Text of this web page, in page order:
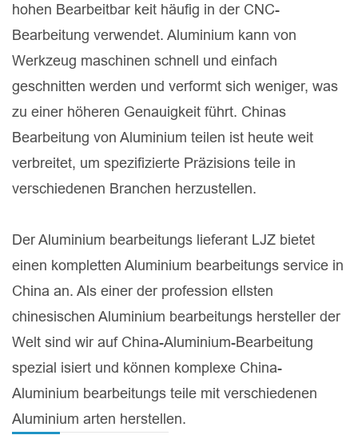
hohen Bearbeitbar keit häufig in der CNC-
Bearbeitung verwendet. Aluminium kann von
Werkzeug maschinen schnell und einfach
geschnitten werden und verformt sich weniger, was
zu einer höheren Genauigkeit führt. Chinas
Bearbeitung von Aluminium teilen ist heute weit
verbreitet, um spezifizierte Präzisions teile in
verschiedenen Branchen herzustellen.
Der Aluminium bearbeitungs lieferant LJZ bietet
einen kompletten Aluminium bearbeitungs service in
China an. Als einer der profession ellsten
chinesischen Aluminium bearbeitungs hersteller der
Welt sind wir auf China-Aluminium-Bearbeitung
spezial isiert und können komplexe China-
Aluminium bearbeitungs teile mit verschiedenen
Aluminium arten herstellen.